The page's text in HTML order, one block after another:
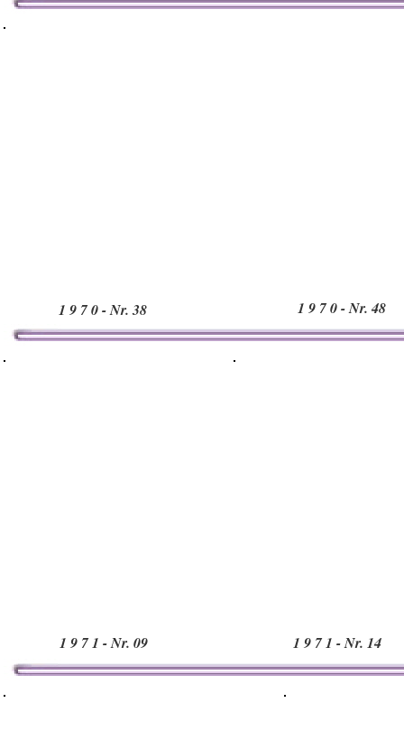
1 9 7 0 - Nr. 38 1 9 7 0 - Nr. 48
1 9 7 1 - Nr. 09 1 9 7 1 - Nr. 14